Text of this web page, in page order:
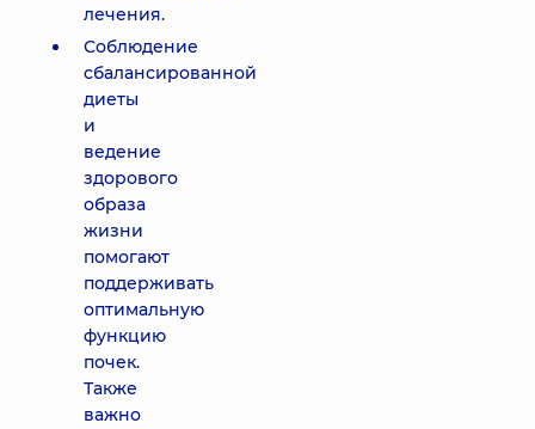
лечения.
Соблюдение
сбалансированной
диеты
и
ведение
здорового
образа
жизни
помогают
поддерживать
оптимальную
функцию
почек.
Также
важно